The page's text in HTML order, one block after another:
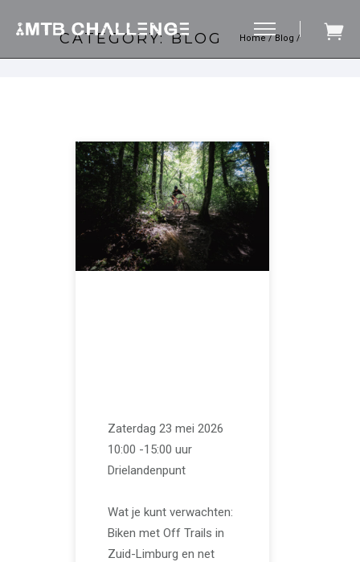
CATEGORY: BLOG Home/Blog /
Zaterdag 23 mei 2026
10:00 -15:00 uur
Drielandenpunt
Wat je kunt verwachten:
Biken met Off Trails in
Zuid-Limburg en net